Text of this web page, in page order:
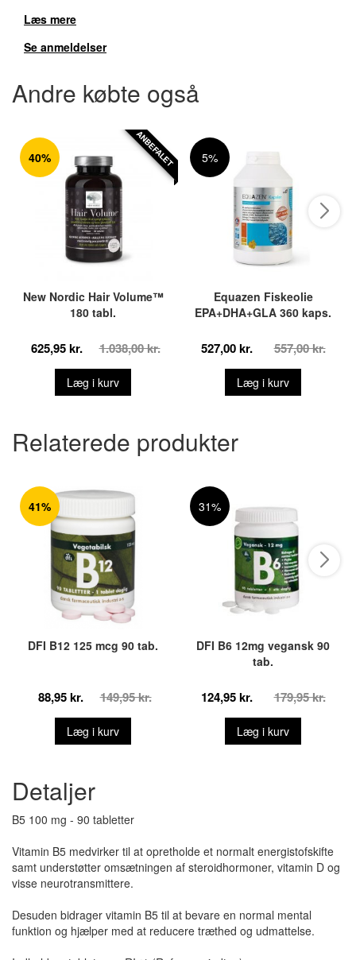
Læs mere
Se anmeldelser
Andre købte også
40%
New Nordic Hair Volume™
180 tabl.
625,95 kr. 1.038,00 kr.
Læg i kurv
ANBEFALET 5%
Equazen Fiskeolie
EPA+DHA+GLA 360 kaps.
527,00 kr. 557,00 kr.
Læg i kurv
Relaterede produkter
41%
DFI B12 125 mcg 90 tab.
88,95 kr. 149,95 kr.
Læg i kurv
31%
DFI B6 12mg vegansk 90
tab.
124,95 kr. 179,95 kr.
Læg i kurv
Detaljer
B5 100 mg - 90 tabletter
Vitamin B5 medvirker til at opretholde et normalt energistofskifte
samt understøtter omsætningen af steroidhormoner, vitamin D og
visse neurotransmittere.
Desuden bidrager vitamin B5 til at bevare en normal mental
funktion og hjælper med at reducere træthed og udmattelse.